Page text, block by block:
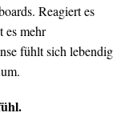
Reagiert es
es mehr
fühlt sich lebendig